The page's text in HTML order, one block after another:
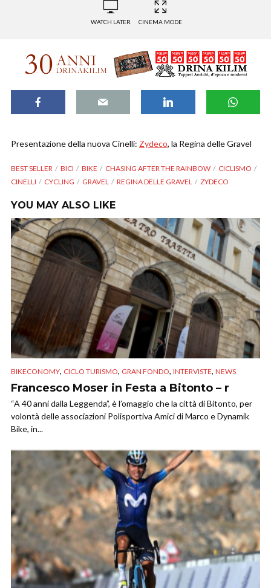
WATCH LATER CINEMA MODE
Presentazione della nuova Cinelli: Zydeco, la Regina delle Gravel
BEST SELLER BICI BIKE CHASING AFTER THE RAINBOW
CICLISMO
CINELLI
CYCLING GRAVEL REGINA DELLE GRAVEL ZYDECO
YOU MAY ALSO LIKE
BIKECONOMY, CICLO TURISMO, GRAN FONDO, INTERVISTE, NEWS
Francesco Moser in Festa a Bitonto – r
“A 40 anni dalla Leggenda”, è l’omaggio che la città di Bitonto, per
volontà delle associazioni Polisportiva Amici di Marco e Dynamik
Bike, in...